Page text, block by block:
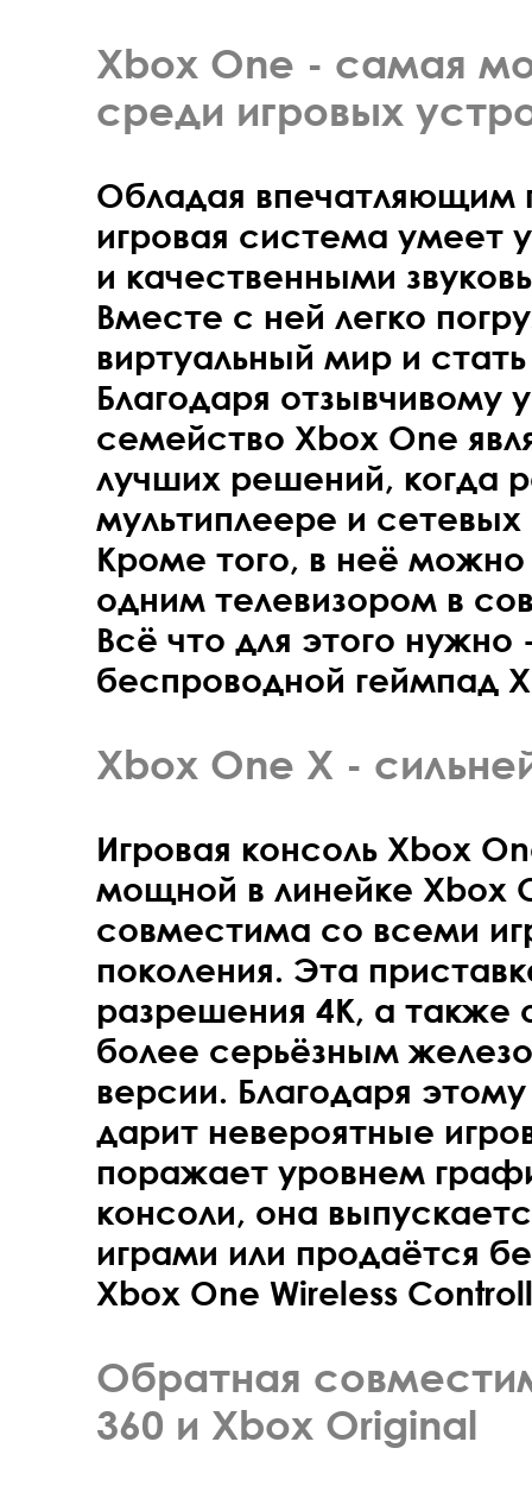
Xbox One - самая
среди игровых
Обладая впечатляющим
игровая система умеет
и качественными
Вместе с ней легко
виртуальный мир и
Благодаря отзывчивому
семейство Xbox One
лучших решений, когда
мультиплеере и
Кроме того, в неё можно
одним телевизором в
Всё что для этого нужно
беспроводной геймпад
Xbox One X -
Игровая консоль Xbox
мощной в линейке Xbox
совместима со всеми
поколения. Эта
разрешения 4K, а также
более серьёзным
версии. Благодаря
дарит невероятные
поражает уровнем
консоли, она
играми или продаётся
Xbox One Wireless
Обратная
360 и Xbox Original